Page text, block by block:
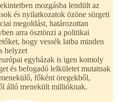
mozgásba lendült az
és nyilatkozatok özöne sürgeti
megoldást, határozottan
arra ösztönzi a politikai
hogy vessék latba minden
helyzet
egyházak is igen komoly
és befogadó lelkületet mutatnak
főként öregekből,
álló menekült millióknak.